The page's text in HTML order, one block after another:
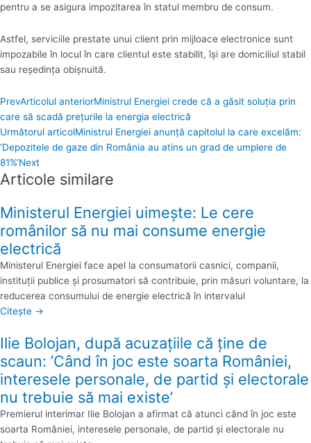
pentru a se asigura impozitarea în statul membru de consum.
Astfel, serviciile prestate unui client prin mijloace electronice sunt
impozabile în locul în care clientul este stabilit, îşi are domiciliul stabil
sau reşedinţa obişnuită.
PrevArticolul anteriorMinistrul Energiei crede că a găsit soluția prin
care să scadă prețurile la energia electrică
Următorul articolMinistrul Energiei anunță capitolul la care excelăm:
‘Depozitele de gaze din România au atins un grad de umplere de
81%’Next
Articole similare
Ministerul Energiei uimește: Le cere
românilor să nu mai consume energie
electrică
Ministerul Energiei face apel la consumatorii casnici, companii,
instituţii publice şi prosumatori să contribuie, prin măsuri voluntare, la
reducerea consumului de energie electrică în intervalul
Citește →
Ilie Bolojan, după acuzațiile că ține de
scaun: ’Când în joc este soarta României,
interesele personale, de partid şi electorale
nu trebuie să mai existe’
Premierul interimar Ilie Bolojan a afirmat că atunci când în joc este
soarta României, interesele personale, de partid şi electorale nu